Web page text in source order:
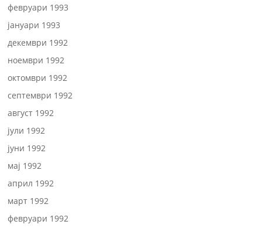
февруари 1993
јануари 1993
декември 1992
ноември 1992
октомври 1992
септември 1992
август 1992
јули 1992
јуни 1992
мај 1992
април 1992
март 1992
февруари 1992